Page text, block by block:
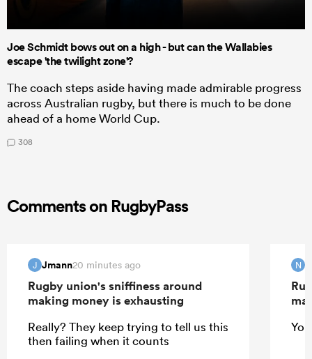
Joe Schmidt bows out on a high - but can the Wallabies
escape 'the twilight zone'?
The coach steps aside having made admirable progress
across Australian rugby, but there is much to be done
ahead of a home World Cup.
308
Comments on RugbyPass
J Jmann20 minutes ago
Rugby union's sniffiness around
making money is exhausting
Really? They keep trying to tell us this
then failing when it counts
N